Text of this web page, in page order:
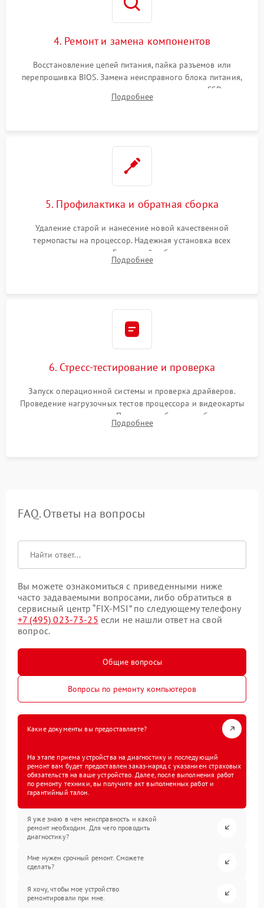
4. Ремонт и замена компонентов
Восстановление цепей питания, пайка разъемов или
перепрошивка BIOS. Замена неисправного блока питания,
видеокарты, процессора или установка нового SSD для
восстановления и повышения скорости работы системы.
Подробнее
5. Профилактика и обратная сборка
Удаление старой и нанесение новой качественной
термопасты на процессор. Надежная установка всех
комплектующих в слоты. Грамотный кабель-менеджмент для
обеспечения правильной циркуляции воздуха внутри
Подробнее
6. Стресс-тестирование и проверка
Запуск операционной системы и проверка драйверов.
Проведение нагрузочных тестов процессора и видеокарты
для контроля температур. Проверка работоспособности всех
USB-портов, аудиовыходов и сетевого подключения.
Подробнее
FAQ. Ответы на вопросы
Вы можете ознакомиться с приведенными ниже
часто задаваемыми вопросами, либо обратиться в
сервисный центр “FIX-MSI” по следующему телефону
+7 (495) 023-73-25 если не нашли ответ на свой
вопрос.
Общие вопросы
Вопросы по ремонту компьютеров
Какие документы вы предоставляете?
На этапе приема устройства на диагностику и последующий
ремонт вам будет предоставлен заказ-наряд с указанием страховых
обязательств на ваше устройство. Далее, после выполнения работ
по ремонту техники, вы получите акт выполненных работ и
гарантийный талон.
Я уже знаю в чем неисправность и какой
ремонт необходим. Для чего проводить
диагностику?
Мне нужен срочный ремонт. Сможете
сделать?
Я хочу, чтобы мое устройство
ремонтировали при мне.